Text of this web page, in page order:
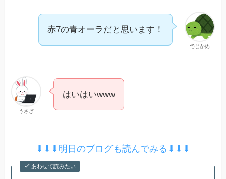
でじかめ
赤7の青オーラだと思います！
うさぎ
はいはいwww
⬇︎⬇︎⬇︎明日のブログも読んでみる⬇︎⬇︎⬇︎
あわせて読みたい